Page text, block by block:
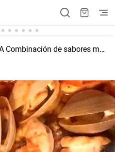
VIDEORECETA Combinación de sabores mediterráneas en una paella mixta